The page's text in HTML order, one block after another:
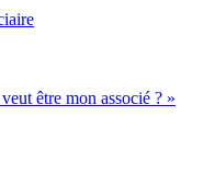
être mon associé ? »